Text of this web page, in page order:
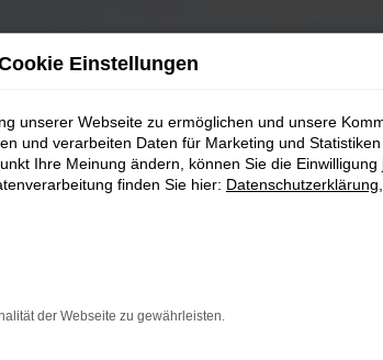
Einstellungen
unserer Webseite zu ermöglichen und unsere
und verarbeiten Daten für Marketing und
Ihre Meinung ändern, können Sie die
finden Sie hier: Datenschutzerklärung
der Webseite zu gewährleisten.